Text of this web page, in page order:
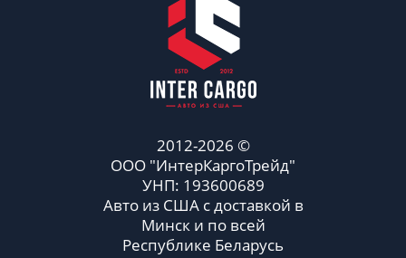
2012-2026 ©
ООО "ИнтерКаргоТрейд"
УНП: 193600689
Авто из США с доставкой в
Минск и по всей
Республике Беларусь